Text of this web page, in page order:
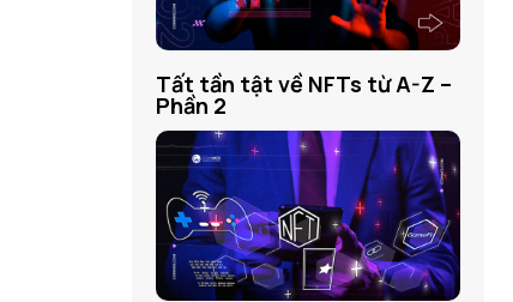
Tất tần tật về NFTs từ A-Z –
Phần 2